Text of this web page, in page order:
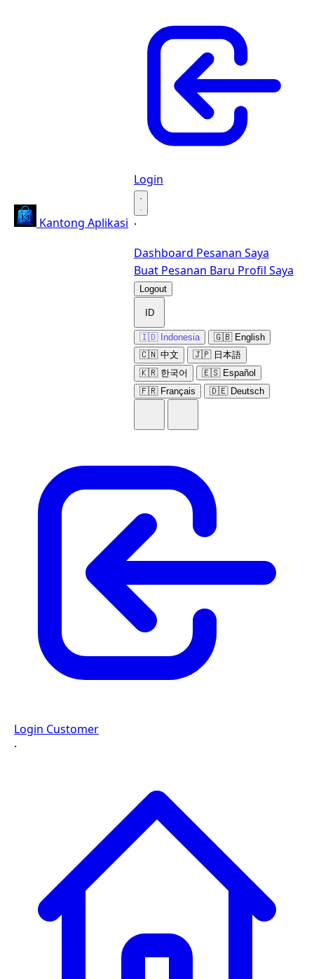
Kantong Aplikasi
Login
·
·
Dashboard Pesanan Saya
Buat Pesanan Baru Profil Saya
Logout
ID
🇮🇩 Indonesia
🇬🇧 English
🇨🇳 中文
🇯🇵 日本語
🇰🇷 한국어
🇪🇸 Español
🇫🇷 Français
🇩🇪 Deutsch
Login Customer
·